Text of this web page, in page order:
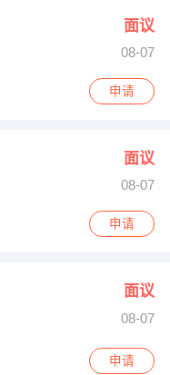
面议
08-07
申请
面议
08-07
申请
面议
08-07
申请